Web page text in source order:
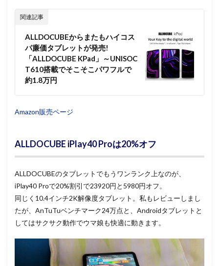
関連記事
ALLDOCUBEからまたもハイコス
パ廉価タブレットが発売!
「ALLDOCUBE KPad」～UNISOC
T610搭載でそこそこパワフルで
約1.8万円
Amazon販売ページ
ALLDOCUBE iPlay40 Proは20%オフ
ALLDOCUBEのタブレットでもうワンランク上なのが、
iPlay40 Proで20%割引で23920円と5980円オフ。
同じく10.4インチ2K解像度タブレット。私もレビューしまし
たが、AnTuTuベンチマーク24万点と、Androidタブレットと
してはサクサク動作でウマ娘も快適に動きます。